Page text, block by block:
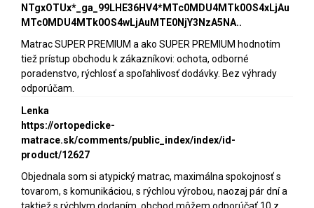
NTgxOTUx*_ga_99LHE36HV4*MTc0MDU4MTk0OS4xLjAu
MTc0MDU4MTk0OS4wLjAuMTE0NjY3NzA5NA..
Matrac SUPER PREMIUM a ako SUPER PREMIUM hodnotím
tiež prístup obchodu k zákazníkovi: ochota, odborné
poradenstvo, rýchlosť a spoľahlivosť dodávky. Bez výhrady
odporúčam.
Lenka
https://ortopedicke-
matrace.sk/comments/public_index/index/id-
product/12627
Objednala som si atypický matrac, maximálna spokojnosť s
tovarom, s komunikáciou, s rýchlou výrobou, naozaj pár dní a